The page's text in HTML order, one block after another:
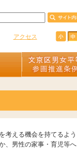
アクセス
考える機会を持てるよう
、男性の家事・育児等へ